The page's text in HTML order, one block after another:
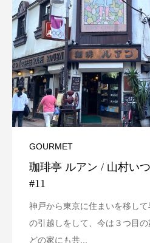
GOURMET
珈琲亭 ルアン / 山村い
#11
神戸から東京に住まいを移し
の引越しをして、今は３つ目の
どの家にも共...